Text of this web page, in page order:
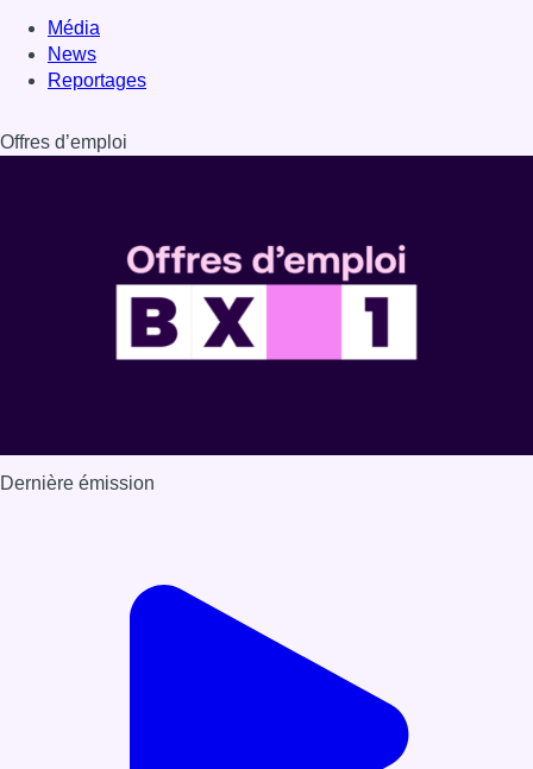
Média
News
Reportages
Offres d’emploi
Dernière émission